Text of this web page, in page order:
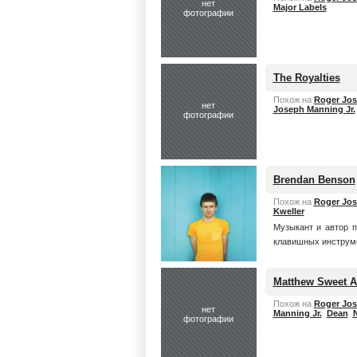
нет
фотографии
Major Labels
нет
фотографии
The Royalties
Похож на Roger
Joseph Manning Jr.
Brendan Benson
Похож на Roger
Kweller
Музыкант и автор
клавишных
нет
фотографии
Matthew Sweet
Похож на Roger
Manning Jr. Dean